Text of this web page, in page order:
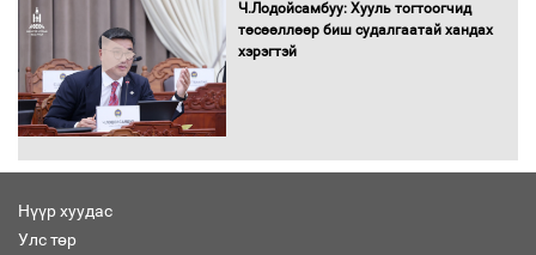
Ч.Лодойсамбуу: Хууль тогтоогчид
төсөөллөөр биш судалгаатай хандах
хэрэгтэй
Нүүр хуудас
Улс төр